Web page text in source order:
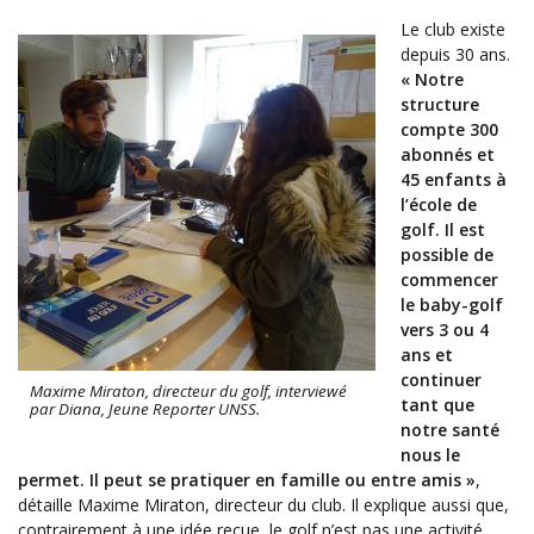
Maxime Miraton, directeur du golf, interviewé
par Diana, Jeune Reporter UNSS.
Le club existe
depuis 30 ans.
« Notre
structure
compte 300
abonnés et
45 enfants à
l’école de
golf. Il est
possible de
commencer
le baby-golf
vers 3 ou 4
ans et
continuer
tant que
notre santé
nous le
permet. Il peut se pratiquer en famille ou entre amis »,
détaille Maxime Miraton, directeur du club. Il explique aussi que,